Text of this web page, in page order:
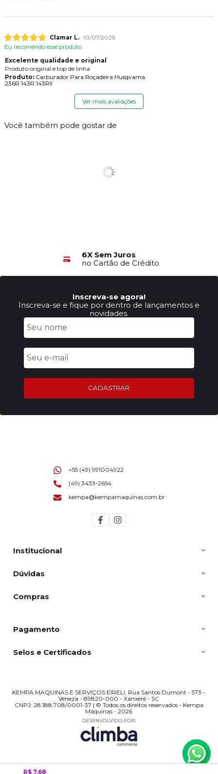
Clamar L. 10/07/2025
Eu recomendo esse produto.
Excelente qualidade e original
Produto original e top de linha
Produto:Carburador Para Roçadeira Husqvarna
236R 143R 143RII
Ver mais avaliações
Você também pode gostar de
6X Sem Juros
no Cartão de Crédito
Inscreva-se agora!
Inscreva-se e fique por dentro de lançamentos e
novidades.
CADASTRAR
Institucional
Dúvidas
Compras
+55 (49) 991004922
(49) 3433-2654
kempa@kempamaquinas.com.br
Pagamento
Selos e Certificados
KEMPA MAQUINAS E SERVIÇOS EIRELI, Rua Santos Dumont - 573 -
Veneza - 89820-000 - Xanxerê - SC
CNPJ: 28.188.708/0001-37 | © Todos os direitos reservados - Kempa
Máquinas - 2026
R$ 7,68